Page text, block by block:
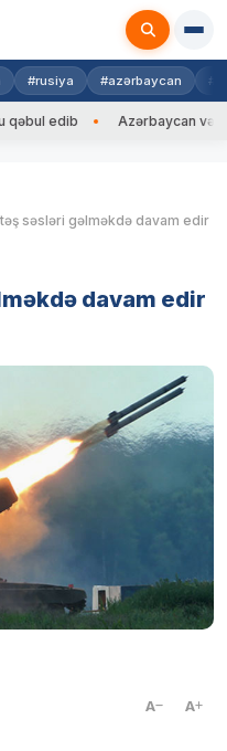
#rusiya #azərbaycan
edib Azərbaycan və
səsləri gəlməkdə davam edir
davam edir
A A